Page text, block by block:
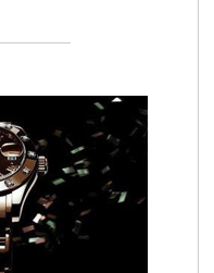
吉林省白山市浑江区浑江大街腕
吉林省辽源市龙山区人民大街腕
吉林省梅河口市新华街道梅河大
吉林省四平市铁东区紫气大路与
吉林省松原市宁江区五环大街腕
吉林省通化市东昌区环通乡江南